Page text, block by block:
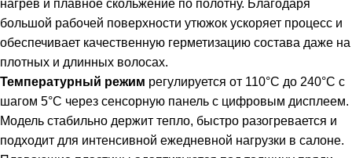
нагрев и плавное скольжение по полотну. Благодаря
большой рабочей поверхности утюжок ускоряет процесс и
обеспечивает качественную герметизацию состава даже на
плотных и длинных волосах.
Температурный режим регулируется от 110°C до 240°C с
шагом 5°C через сенсорную панель с цифровым дисплеем.
Модель стабильно держит тепло, быстро разогревается и
подходит для интенсивной ежедневной нагрузки в салоне.